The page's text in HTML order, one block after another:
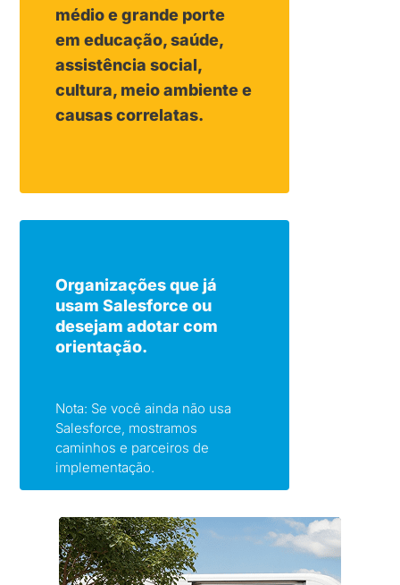
médio e grande porte
em educação, saúde,
assistência social,
cultura, meio ambiente e
causas correlatas.
Organizações que já
usam Salesforce ou
desejam adotar com
orientação.
Nota: Se você ainda não usa
Salesforce, mostramos
caminhos e parceiros de
implementação.